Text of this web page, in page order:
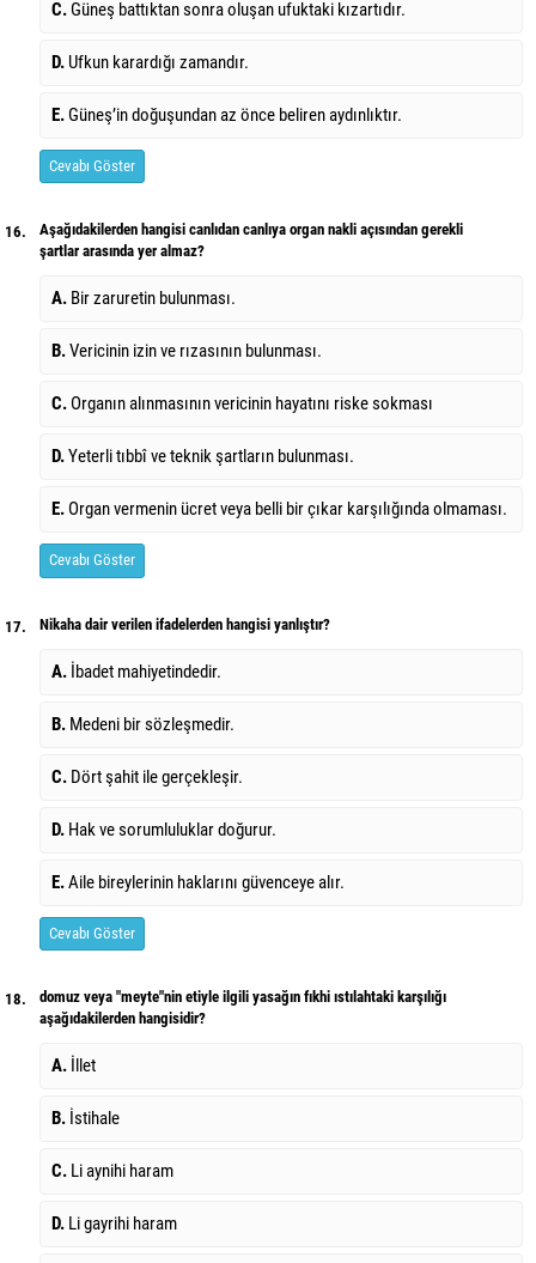
C.Güneş battıktan sonra oluşan ufuktaki kızartıdır.
D. Ufkun karardığı zamandır.
E.Güneş’in doğuşundan az önce beliren aydınlıktır.
Cevabı Göster
16.
Aşağıdakilerden hangisi canlıdan canlıya organ nakli açısından gerekli
şartlar arasında yer almaz?
A. Bir zaruretin bulunması.
B.Vericinin izin ve rızasının bulunması.
C. Organın alınmasının vericinin hayatını riske sokması
D.Yeterli tıbbî ve teknik şartların bulunması.
E. Organ vermenin ücret veya belli bir çıkar karşılığında olmaması.
Cevabı Göster
17. Nikaha dair verilen ifadelerden hangisi yanlıştır?
A. İbadet mahiyetindedir.
B. Medeni bir sözleşmedir.
C. Dört şahit ile gerçekleşir.
D. Hak ve sorumluluklar doğurur.
E.Aile bireylerinin haklarını güvenceye alır.
Cevabı Göster
18.
domuz veya "meyte"nin etiyle ilgili yasağın fıkhi ıstılahtaki karşılığı
aşağıdakilerden hangisidir?
A. İllet
B. İstihale
C. Li aynihi haram
D. Li gayrihi haram